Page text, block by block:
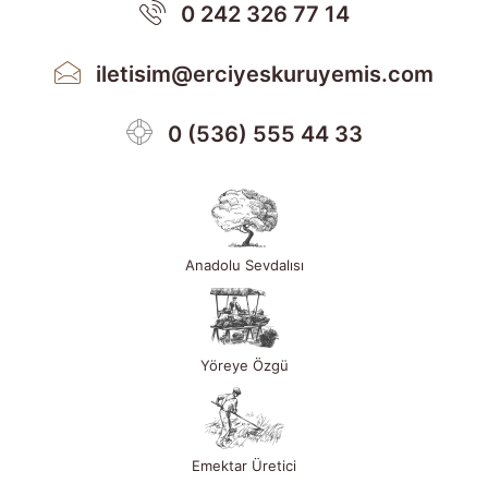
0 242 326 77 14
iletisim@erciyeskuruyemis.com
0 (536) 555 44 33
Anadolu Sevdalısı
Yöreye Özgü
Emektar Üretici